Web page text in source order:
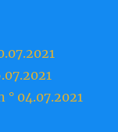
04.07.2021